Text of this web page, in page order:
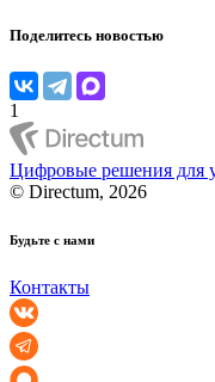
Поделитесь новостью
1
Цифровые решения для
© Directum, 2026
Будьте с нами
Контакты